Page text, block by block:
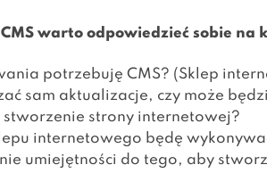
warto odpowiedzieć sobie na
potrzebuję CMS? (Sklep
sam aktualizacje, czy może
stworzenie strony internetowej?
internetowego będę
umiejętności do tego, aby